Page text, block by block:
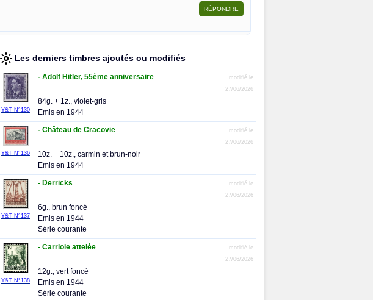
Les derniers timbres ajoutés ou modifiés
Y&T N°130
- Adolf Hitler, 55ème anniversaire
modifié le
27/06/2026
84g. + 1z., violet-gris
Emis en 1944
Y&T N°136
- Château de Cracovie
modifié le
27/06/2026
10z. + 10z., carmin et brun-noir
Emis en 1944
Y&T N°137
- Derricks
modifié le
27/06/2026
6g., brun foncé
Emis en 1944
Série courante
Y&T N°138
- Carriole attelée
modifié le
27/06/2026
12g., vert foncé
Emis en 1944
Série courante